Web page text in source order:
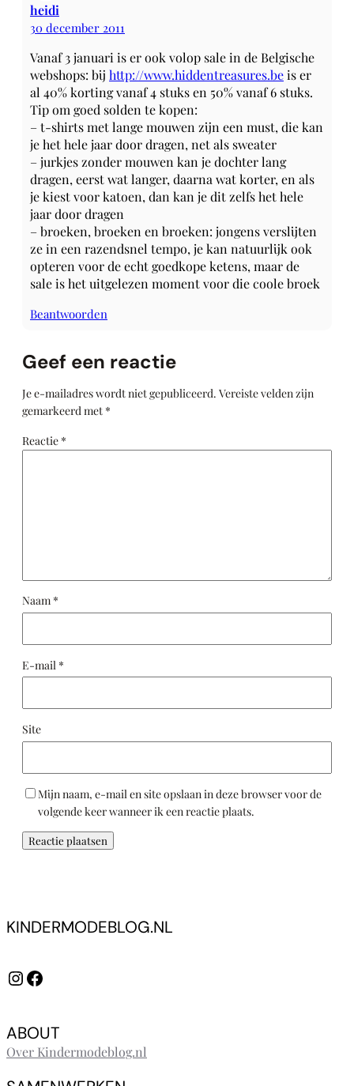
heidi
30 december 2011
Vanaf 3 januari is er ook volop sale in de Belgische
webshops: bij http://www.hiddentreasures.beis er
al 40% korting vanaf 4 stuks en 50% vanaf 6 stuks.
Tip om goed solden te kopen:
– t-shirts met lange mouwen zijn een must, die kan
je het hele jaar door dragen, net als sweater
– jurkjes zonder mouwen kan je dochter lang
dragen, eerst wat langer, daarna wat korter, en als
je kiest voor katoen, dan kan je dit zelfs het hele
jaar door dragen
– broeken, broeken en broeken: jongens verslijten
ze in een razendsnel tempo, je kan natuurlijk ook
opteren voor de echt goedkope ketens, maar de
sale is het uitgelezen moment voor die coole broek
Beantwoorden
Geef een reactie
Je e-mailadres wordt niet gepubliceerd. Vereiste velden zijn
gemarkeerd met *
Reactie *
Naam *
E-mail *
Site
Mijn naam, e-mail en site opslaan in deze browser voor de
volgende keer wanneer ik een reactie plaats.
KINDERMODEBLOG.NL
InstagramFacebook
ABOUT
Over Kindermodeblog.nl